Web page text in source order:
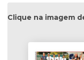
Clique na imagem